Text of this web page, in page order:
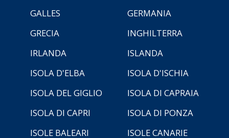
GALLES
GERMANIA
GRECIA
INGHILTERRA
IRLANDA
ISLANDA
ISOLA D'ELBA
ISOLA D'ISCHIA
ISOLA DEL GIGLIO
ISOLA DI CAPRAIA
ISOLA DI CAPRI
ISOLA DI PONZA
ISOLE BALEARI
ISOLE CANARIE